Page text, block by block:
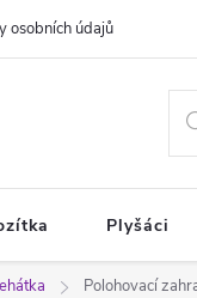
osobních údajů
Plyšáci
Polohovací